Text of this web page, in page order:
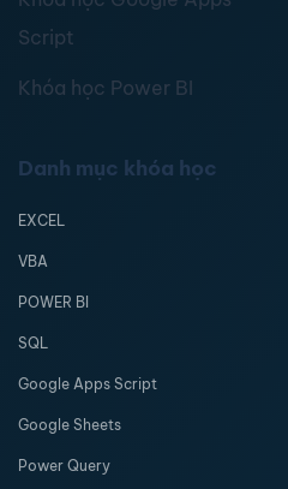
Script
Khóa học Power BI
Danh mục khóa học
EXCEL
VBA
POWER BI
SQL
Google Apps Script
Google Sheets
Power Query